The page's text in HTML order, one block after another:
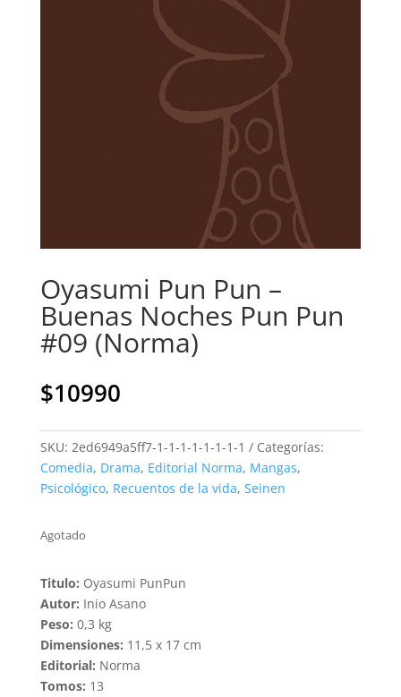
Oyasumi Pun Pun –
Buenas Noches Pun Pun
#09 (Norma)
$10990
SKU: 2ed6949a5ff7-1-1-1-1-1-1-1-1
Categorías:
Comedia, Drama, Editorial Norma, Mangas,
Psicológico, Recuentos de la vida, Seinen
Agotado
Titulo: Oyasumi PunPun
Autor: Inio Asano
Peso: 0,3 kg
Dimensiones: 11,5 x 17 cm
Editorial: Norma
Tomos: 13